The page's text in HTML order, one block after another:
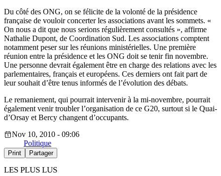
Du côté des ONG, on se félicite de la volonté de la présidence
française de vouloir concerter les associations avant les sommets. «
On nous a dit que nous serions régulièrement consultés », affirme
Nathalie Dupont, de Coordination Sud. Les associations comptent
notamment peser sur les réunions ministérielles. Une première
réunion entre la présidence et les ONG doit se tenir fin novembre.
Une personne devrait également être en charge des relations avec les
parlementaires, français et européens. Ces derniers ont fait part de
leur souhait d’être tenus informés de l’évolution des débats.
Le remaniement, qui pourrait intervenir à la mi-novembre, pourrait
également venir troubler l’organisation de ce G20, surtout si le Quai-
d’Orsay et Bercy changent d’occupants.
Nov 10, 2010 - 09:06
Politique
Print Partager
LES PLUS LUS